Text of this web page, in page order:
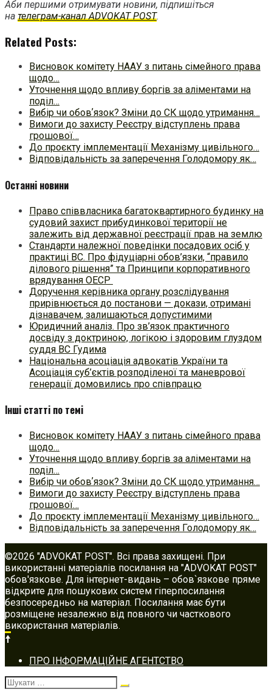
Аби першими отримувати новини, підпишіться
на телеграм-канал ADVOKAT POST.
Related Posts:
Висновок комітету НААУ з питань сімейного права
щодо…
Уточнення щодо впливу боргів за аліментами на
поділ…
Вибір чи обовʼязок? Зміни до СК щодо утримання…
Вимоги до захисту Реєстру відступлень права
грошової…
До проєкту імплементації Механізму цивільного…
Відповідальність за заперечення Голодомору як…
Останні новини
Право співвласника багатоквартирного будинку на
судовий захист прибудинкової території не
залежить від державної реєстрації прав на землю
Стандарти належної поведінки посадових осіб у
практиці ВC. Про фідуціарні обов’язки, “правило
ділового рішення” та Принципи корпоративного
врядування ОЕСР
Доручення керівника органу розслідування
прирівнюється до постанови — докази, отримані
дізнавачем, залишаються допустимими
Юридичний аналіз. Про зв’язок практичного
досвіду з доктриною, логікою і здоровим глуздом
суддя ВС Гудима
Національна асоціація адвокатів України та
Асоціація суб’єктів розподіленої та маневрової
генерації домовились про співпрацю
Інші статті по темі
Висновок комітету НААУ з питань сімейного права
щодо…
Уточнення щодо впливу боргів за аліментами на
поділ…
Вибір чи обовʼязок? Зміни до СК щодо утримання…
Вимоги до захисту Реєстру відступлень права
грошової…
До проєкту імплементації Механізму цивільного…
Відповідальність за заперечення Голодомору як…
©2026 "ADVOKAT POST". Всі права захищені. При
використанні матеріалів посилання на "ADVOKAT POST"
обов'язкове. Для інтернет-видань – обов`язкове пряме
відкрите для пошукових систем гіперпосилання
безпосередньо на матеріал. Посилання має бути
розміщене незалежно від повного чи часткового
використання матеріалів.
Footer
navigation
ПРО ІНФОРМАЦІЙНЕ АГЕНТСТВО
Шукати: